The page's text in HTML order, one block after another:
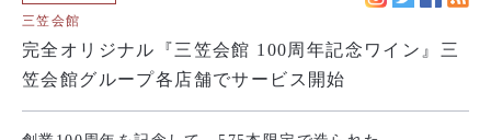
三笠会館
完全オリジナル『三笠会館 100周年記念ワイン』三
笠会館グループ各店舗でサービス開始